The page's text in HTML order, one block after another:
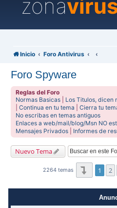
zona
Inicio Foro Antivirus
Foro Spyware
Reglas del Foro
Normas Basicas
Los Titulos, dicen
|Continua en tu tema |Cierra tu
No escribas en temas antiguos
Enlaces a web/mail/blog/Msn NO
Mensajes Privados
Informes de
Nuevo Tema
2264 temas Página1
1 2